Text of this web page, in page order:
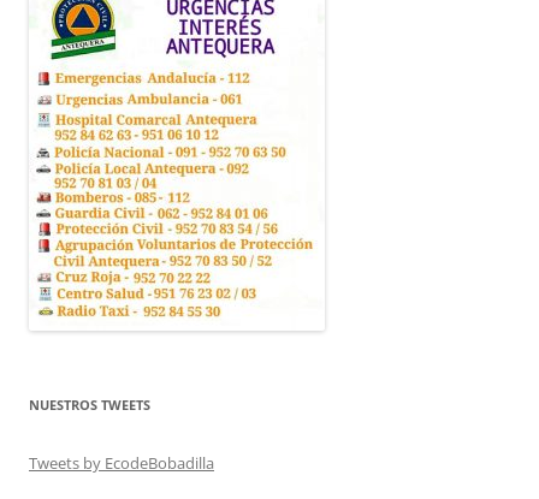
NUESTROS TWEETS
Tweets by EcodeBobadilla